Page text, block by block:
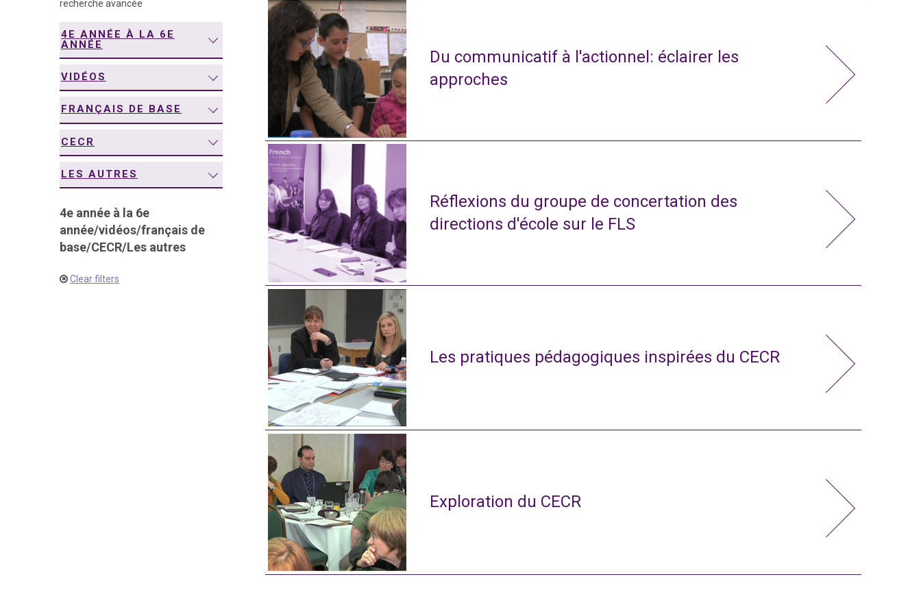
recherche avancée
4E ANNÉE À LA 6E
ANNÉE
VIDÉOS
FRANÇAIS DE BASE
CECR
LES AUTRES
4e année à la 6e
année/vidéos/français de
base/CECR/Les autres
Clear filters
Du communicatif à l'actionnel: éclairer les
approches
Réflexions du groupe de concertation des
directions d'école sur le FLS
Les pratiques pédagogiques inspirées du CECR
Exploration du CECR